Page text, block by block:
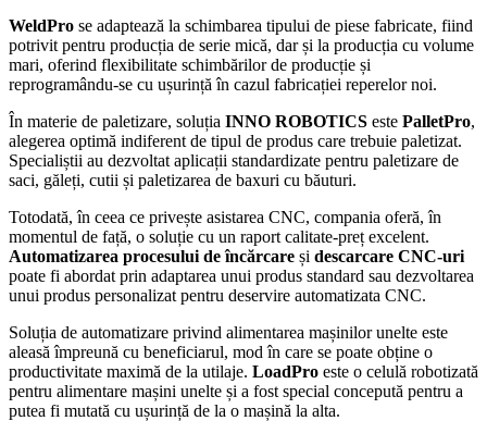
WeldPro se adaptează la schimbarea tipului de piese fabricate, fiind
potrivit pentru producția de serie mică, dar și la producția cu volume
mari, oferind flexibilitate schimbărilor de producție și
reprogramându-se cu ușurință în cazul fabricației reperelor noi.
În materie de paletizare, soluția INNO ROBOTICS este PalletPro,
alegerea optimă indiferent de tipul de produs care trebuie paletizat.
Specialiștii au dezvoltat aplicații standardizate pentru paletizare de
saci, găleți, cutii și paletizarea de baxuri cu băuturi.
Totodată, în ceea ce privește asistarea CNC, compania oferă, în
momentul de față, o soluție cu un raport calitate-preț excelent.
Automatizarea procesului de încărcare și descarcare CNC-uri
poate fi abordat prin adaptarea unui produs standard sau dezvoltarea
unui produs personalizat pentru deservire automatizata CNC.
Soluția de automatizare privind alimentarea mașinilor unelte este
aleasă împreună cu beneficiarul, mod în care se poate obține o
productivitate maximă de la utilaje. LoadPro este o celulă robotizată
pentru alimentare mașini unelte și a fost special concepută pentru a
putea fi mutată cu ușurință de la o mașină la alta.